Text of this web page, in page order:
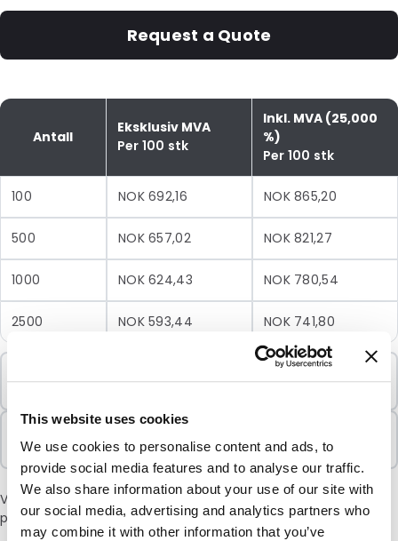
This website uses cookies
We use cookies to personalise content and ads, to
provide social media features and to analyse our traffic.
We also share information about your use of our site with
our social media, advertising and analytics partners who
may combine it with other information that you’ve
Request a Quote
Antall
Eksklusiv MVA
Per 100 stk
Inkl. MVA (25,000
%)
Per 100 stk
100 NOK 692,16 NOK 865,20
500 NOK 657,02 NOK 821,27
1000 NOK 624,43 NOK 780,54
2500 NOK 593,44 NOK 741,80
Selges i pakker
100 Enheter
Vær oppmerksom på: et tillegg på 6 % vil bli lagt til i kassen
på grunn av den nåværende situasjonen i Midtøsten.